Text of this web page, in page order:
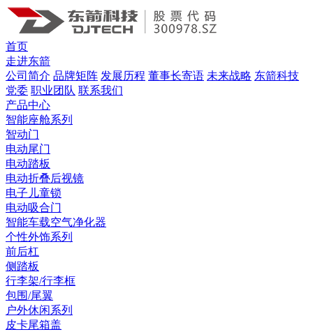
首页
走进东箭
公司简介 品牌矩阵 发展历程 董事长寄语 未来战略 东箭科技
党委 职业团队 联系我们
产品中心
智能座舱系列
智动门
电动尾门
电动踏板
电动折叠后视镜
电子儿童锁
电动吸合门
智能车载空气净化器
个性外饰系列
前后杠
侧踏板
行李架/行李框
包围/尾翼
户外休闲系列
皮卡尾箱盖